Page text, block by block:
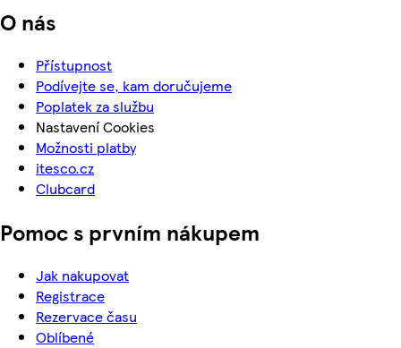
O nás
Přístupnost
Podívejte se, kam doručujeme
Poplatek za službu
Nastavení Cookies
Možnosti platby
itesco.cz
Clubcard
Pomoc s prvním nákupem
Jak nakupovat
Registrace
Rezervace času
Oblíbené